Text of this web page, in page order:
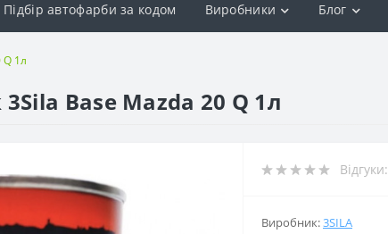
Підбір автофарби за кодом Виробники Блог
1л
Base Mazda 20 Q 1л
Відгуки:
Виробник:3SILA